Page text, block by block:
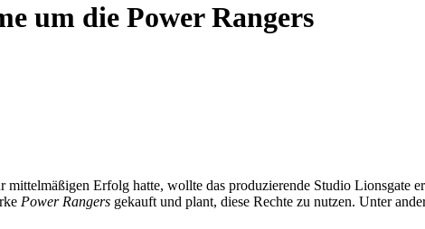
um die Power Rangers
mittelmäßigen Erfolg hatte, wollte das produzierende Studio Lionsgate
Power Rangers gekauft und plant, diese Rechte zu nutzen. Unter